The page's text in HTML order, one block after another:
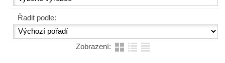
Řadit podle:
Zobrazení: